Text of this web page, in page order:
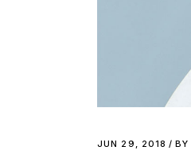
JUN 29, 2018 BY